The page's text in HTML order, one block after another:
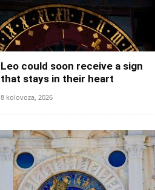
Leo could soon receive a sign
that stays in their heart
8 kolovoza, 2026